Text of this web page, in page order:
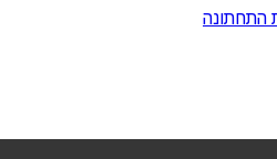
התחתונה